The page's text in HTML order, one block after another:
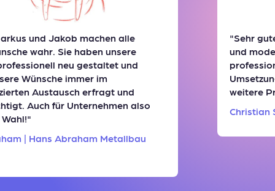
und Jakob machen alle
wahr. Sie haben unsere
neu gestaltet und
Wünsche immer im
Austausch erfragt und
Auch für Unternehmen also
| Hans Abraham Metallbau
"Sehr gute
und
Umsetzung
weitere
Christian